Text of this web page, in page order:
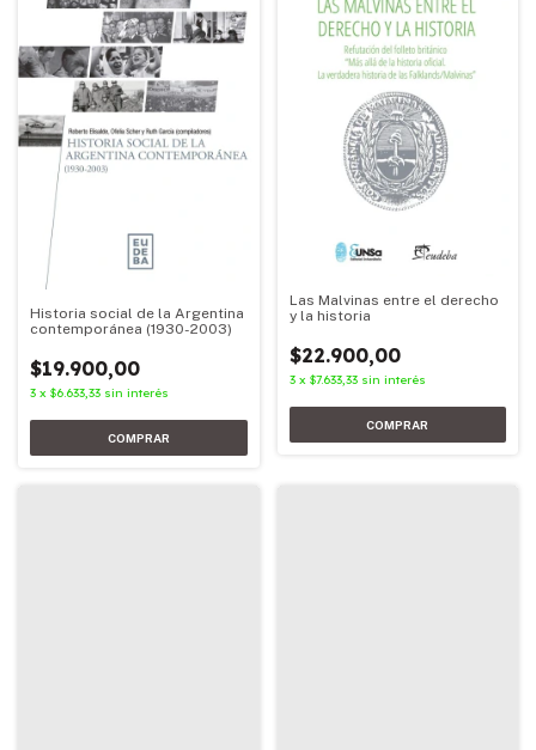
Historia social de la Argentina
contemporánea (1930-2003)
$19.900,00
3 x $6.633,33 sin interés
Las Malvinas entre el derecho
y la historia
$22.900,00
3 x $7.633,33 sin interés